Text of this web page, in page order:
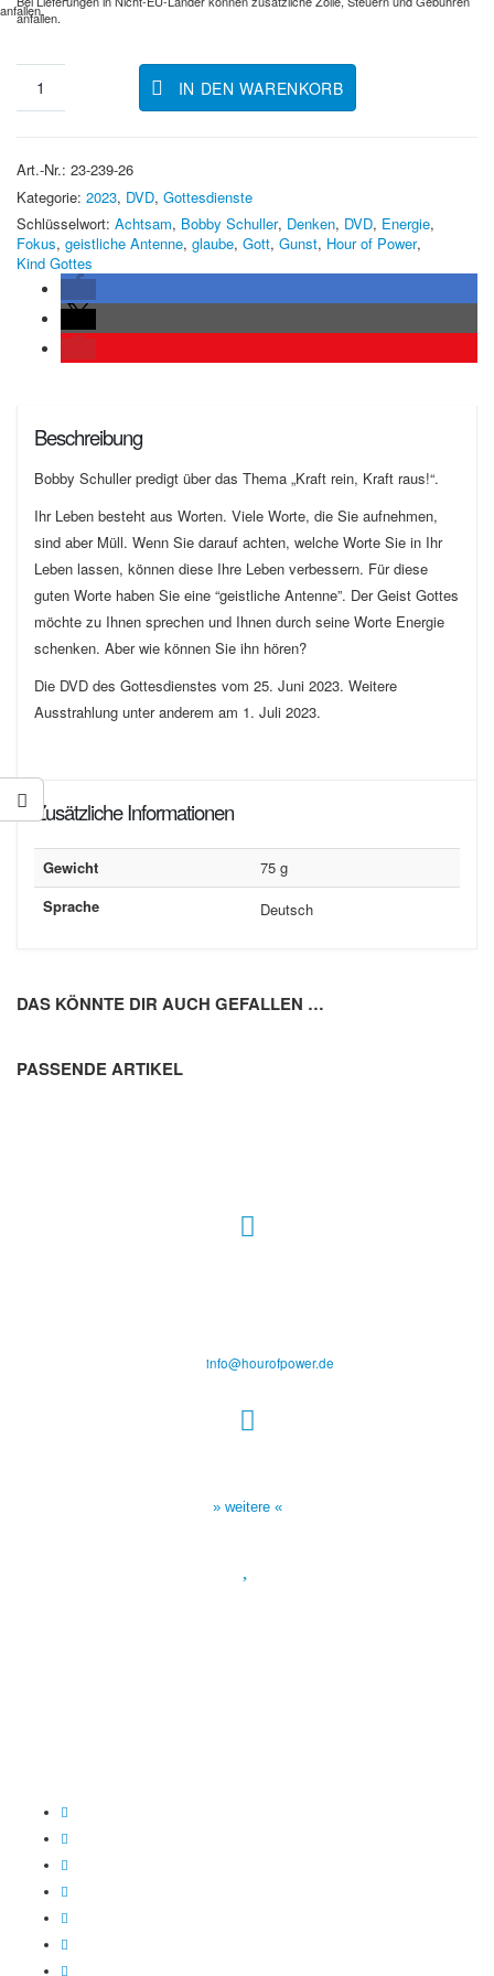
anfallen.
anfallen.
IN DEN WARENKORB
Art.-Nr.: 23-239-26
Kategorie: 2023, DVD, Gottesdienste
Schlüsselwort: Achtsam, Bobby Schuller, Denken, DVD, Energie,
Fokus, geistliche Antenne, glaube, Gott, Gunst, Hour of Power,
Kind Gottes
Beschreibung
Bobby Schuller predigt über das Thema „Kraft rein, Kraft raus!“.
Ihr Leben besteht aus Worten. Viele Worte, die Sie aufnehmen,
sind aber Müll. Wenn Sie darauf achten, welche Worte Sie in Ihr
Leben lassen, können diese Ihre Leben verbessern. Für diese
guten Worte haben Sie eine “geistliche Antenne”. Der Geist Gottes
möchte zu Ihnen sprechen und Ihnen durch seine Worte Energie
schenken. Aber wie können Sie ihn hören?
Die DVD des Gottesdienstes vom 25. Juni 2023. Weitere
Ausstrahlung unter anderem am 1. Juli 2023.
Zusätzliche Informationen
Gewicht
75 g
Sprache
Deutsch
DAS KÖNNTE DIR AUCH GEFALLEN …
PASSENDE ARTIKEL
info@hourofpower.de
» weitere «